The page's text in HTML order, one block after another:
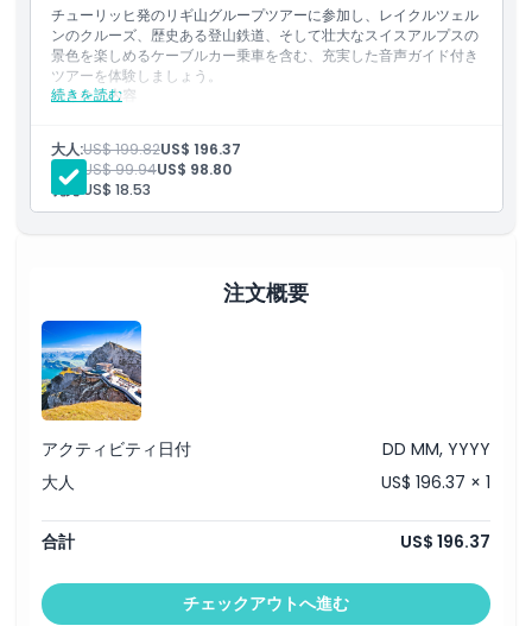
除外事項
注意事項
場所
チューリッヒ発のリギ山グループツアーに参加し、レイクルツェル
ンのクルーズ、歴史ある登山鉄道、そして壮大なスイスアルプスの
景色を楽しめるケーブルカー乗車を含む、充実した音声ガイド付き
ツアーを体験しましょう。
続きを読む
含まれる内容
音声ガイド（日本語、韓国語、北京語）
集合場所からの往復送迎
ルツェルンでの自由時間
往復ドラゴンライドケーブルカー
大人:US$ 199.82US$ 196.37
子供: US$ 99.94US$ 98.80
乳児: US$ 18.53
注文概要
アクティビティ日付
DD MM, YYYY
大人
US$ 196.37 × 1
合計 US$ 196.37
チェックアウトへ進む